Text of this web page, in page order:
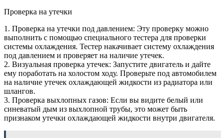
Проверка на утечки
1. Проверка на утечки под давлением: Эту проверку можно
выполнить с помощью специального тестера для проверки
системы охлаждения. Тестер накачивает систему охлаждения
под давлением и проверяет на наличие утечек.
2. Визуальная проверка утечек: Запустите двигатель и дайте
ему поработать на холостом ходу. Проверьте под автомобилем
на наличие утечек охлаждающей жидкости из радиатора или
шлангов.
3. Проверка выхлопных газов: Если вы видите белый или
синеватый дым из выхлопной трубы, это может быть
признаком утечки охлаждающей жидкости внутри двигателя.